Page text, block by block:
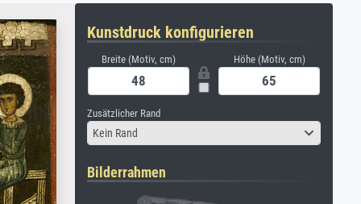
Kunstdruck konfigurieren
Breite (Motiv, cm) Höhe (Motiv, cm)
Zusätzlicher Rand
Kein Rand
Bilderrahmen